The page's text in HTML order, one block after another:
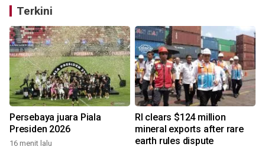
Terkini
Persebaya juara Piala
Presiden 2026
16 menit lalu
RI clears $124 million
mineral exports after rare
earth rules dispute